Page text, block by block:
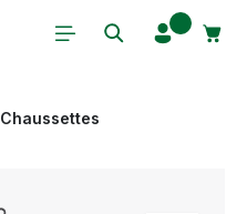
Chaussettes